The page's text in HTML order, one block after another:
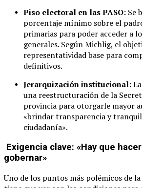
Piso electoral en las PASO: Se
porcentaje mínimo sobre el
primarias para poder acceder a
generales. Según Michlig, el
representatividad base para
definitivos.
Jerarquización institucional:
una reestructuración de la
provincia para otorgarle mayor
«brindar transparencia y
ciudadanía».
Exigencia clave: «Hay que
gobernar»
Uno de los puntos más polémicos de